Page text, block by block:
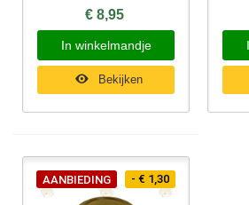
€ 8,95
In winkelmandje
Bekijken
AANBIEDING - € 1,30